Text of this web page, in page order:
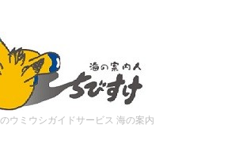
ウミウシガイドサービス 海の案内